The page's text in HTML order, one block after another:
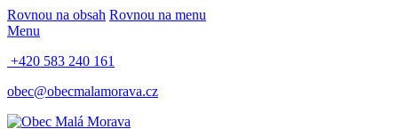
Rovnou na obsah Rovnou na menu
Menu
+420 583 240 161
obec@obecmalamorava.cz